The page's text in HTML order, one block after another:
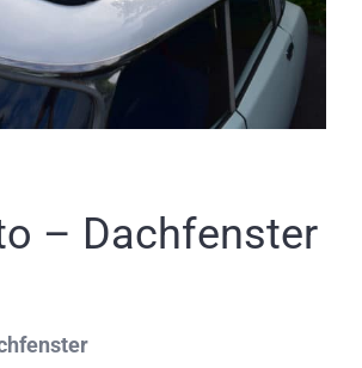
Partner
Kontakt
– Dachfenster